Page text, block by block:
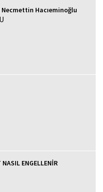
Hacıeminoğlu
ENGELLENİR